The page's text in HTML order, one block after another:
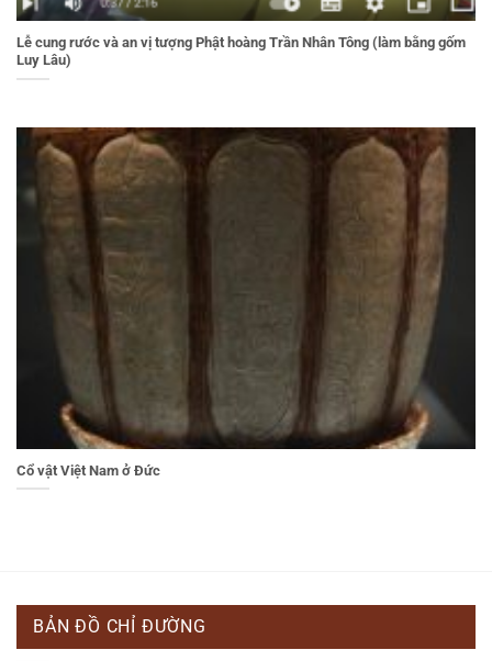
Lễ cung rước và an vị tượng Phật hoàng Trần Nhân Tông (làm bằng gốm
Luy Lâu)
Cổ vật Việt Nam ở Đức
BẢN ĐỒ CHỈ ĐƯỜNG